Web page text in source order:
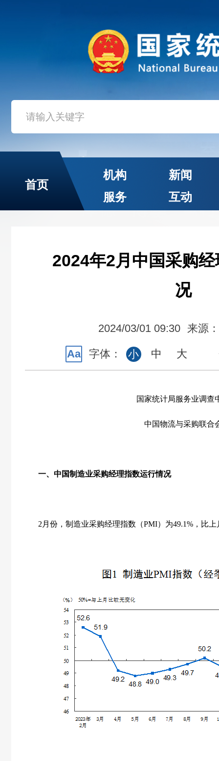
首页
机构
新闻
服务
互动
2024年2月中国采购
况
2024/03/01 09:30 来源
Aa 字体： 小 中 大
国家统计局服务业调查
中国物流与采购联合
一、中国制造业采购经理指数运行情况
2 月份，制造业采购经理指数（PMI）为49.1% ，比